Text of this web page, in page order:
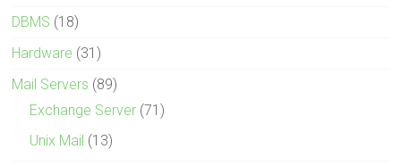
DBMS (18)
Hardware (31)
Mail Servers (89)
Exchange Server (71)
Unix Mail (13)